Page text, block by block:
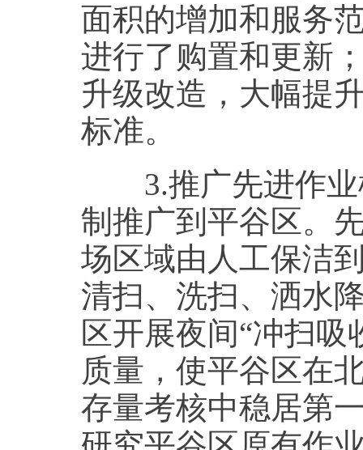
面积的增加和服务
进行了购置和更新
升级改造，大幅提
标准。
3.推广先进作业
制推广到平谷区。
场区域由人工保洁
清扫、洗扫、洒水
区开展夜间“冲扫
质量，使平谷区在
存量考核中稳居第